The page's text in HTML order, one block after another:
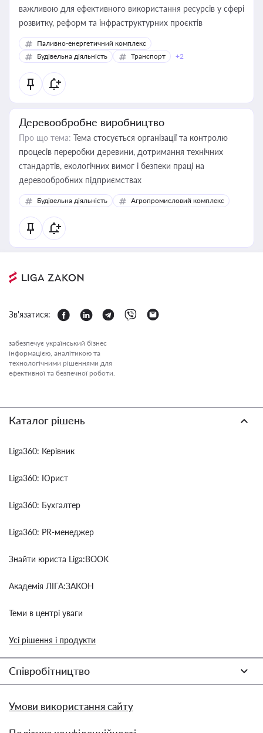
важливою для ефективного використання ресурсів у сфері
розвитку, реформ та інфраструктурних проєктів
Паливно-енергетичний комплекс
Будівельна діяльність
Транспорт +2
Деревообробне виробництво
Про що тема: Тема стосується організації та контролю
процесів переробки деревини, дотримання технічних
стандартів, екологічних вимог і безпеки праці на
деревообробних підприємствах
Будівельна діяльність Агропромисловий комплекс
Зв'язатися:
забезпечує український бізнес
інформацією, аналітикою та
технологічними рішеннями для
ефективної та безпечної роботи.
Каталог рішень
Liga360: Керівник
Liga360: Юрист
Liga360: Бухгалтер
Liga360: PR-менеджер
Знайти юриста Liga:BOOK
Академія ЛІГА:ЗАКОН
Теми в центрі уваги
Усі рішення і продукти
Співробітництво
Умови використання сайту